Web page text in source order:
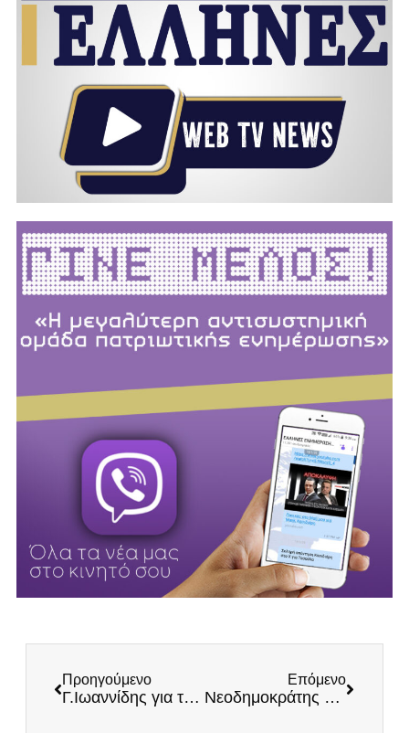
Προηγούμενο
Γ.Ιωαννίδης για το «μπόνους» των 150€: «Επιστημονικό και ηθικό πρόβλημα» – Μιλά για αναίτιο εμφύλιο «πόλεμο»
Επόμενο
Νεοδημοκράτης Υφυπουργός: ««Ένα κομμάτι της Συμφωνίας των Πρεσπών είναι προς όφελός μας»